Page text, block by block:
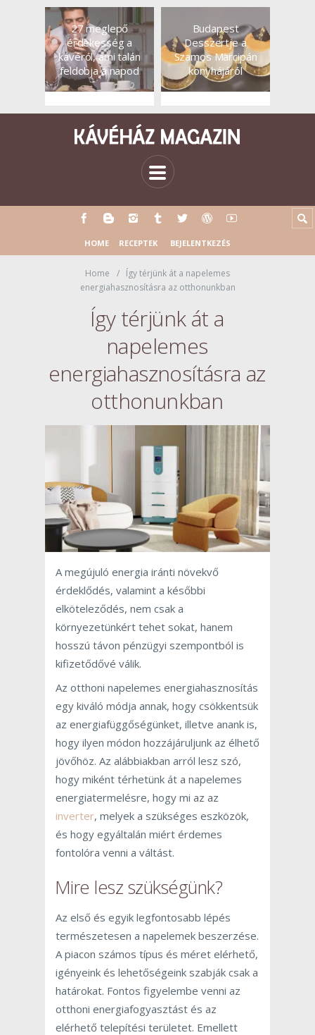
27 meglepő
érdekesség a
kávéról, ami talán
feldobja a napod
Budapest
Desszertje a
Szamos Marcipán
konyhájáról
HOME RECEPTEK BEJELENTKEZÉS
Home
Így térjünk át a napelemes
energiahasznosításra az otthonunkban
Így térjünk át a
napelemes
energiahasznosításra az
otthonunkban
A megújuló energia iránti növekvő
érdeklődés, valamint a későbbi
elköteleződés, nem csak a
környezetünkért tehet sokat, hanem
hosszú távon pénzügyi szempontból is
kifizetődővé válik.
Az otthoni napelemes energiahasznosítás
egy kiváló módja annak, hogy csökkentsük
az energiafüggőségünket, illetve anank is,
hogy ilyen módon hozzájáruljunk az élhető
jövőhöz. Az alábbiakban arról lesz szó,
hogy miként térhetünk át a napelemes
energiatermelésre, hogy mi az az
inverter, melyek a szükséges eszközök,
és hogy egyáltalán miért érdemes
fontolóra venni a váltást.
Mire lesz szükségünk?
Az első és egyik legfontosabb lépés
természetesen a napelemek beszerzése.
A piacon számos típus és méret elérhető,
igényeink és lehetőségeink szabják csak a
határokat. Fontos figyelembe venni az
otthoni energiafogyasztást és az
elérhető telepítési területet. Emellett